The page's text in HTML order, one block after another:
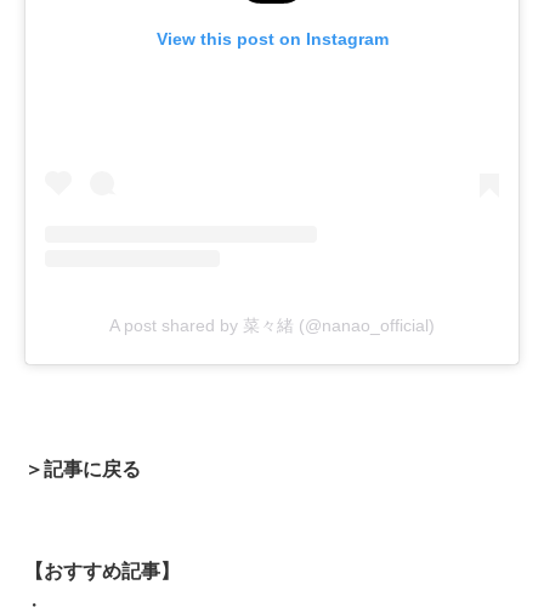
View this post on Instagram
A post shared by 菜々緒 (@nanao_official)
＞記事に戻る
【おすすめ記事】
・